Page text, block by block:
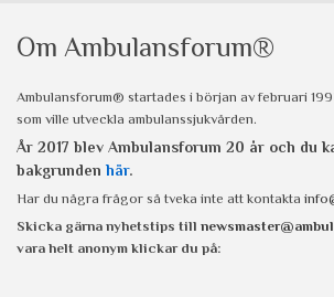
Om Ambulansforum®
Ambulansforum® startades i början av februari
som ville utveckla ambulanssjukvården.
År 2017 blev Ambulansforum 20 år och du
bakgrunden här.
Har du några frågor så tveka inte att kontakta
Skicka gärna nyhetstips till
vara helt anonym klickar du på: